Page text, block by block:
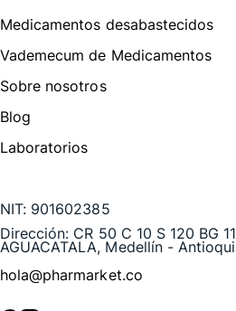
Medicamentos desabastecidos
Vademecum de Medicamentos
Sobre nosotros
Blog
Laboratorios
NIT: 901602385
Dirección: CR 50 C 10 S 120 BG
AGUACATALA, Medellín -
hola@pharmarket.co